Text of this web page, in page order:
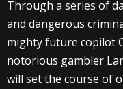
Through a series of
and dangerous
mighty future copilot
notorious gambler
will set the course of